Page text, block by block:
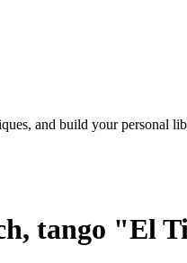
and build your personal
tango "El